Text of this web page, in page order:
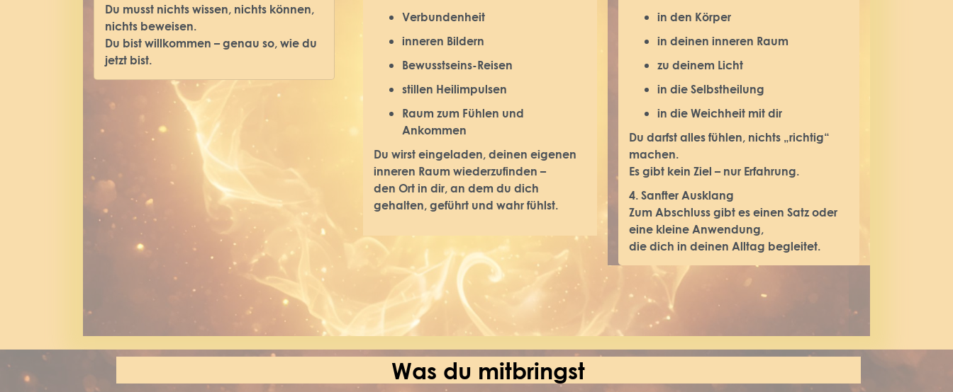
Du musst nichts wissen, nichts können,
nichts beweisen.
Du bist willkommen – genau so, wie du
jetzt bist.
Verbundenheit
inneren Bildern
Bewusstseins-Reisen
stillen Heilimpulsen
Raum zum Fühlen und
Ankommen
Du wirst eingeladen, deinen eigenen
inneren Raum wiederzufinden –
den Ort in dir, an dem du dich
gehalten, geführt und wahr fühlst.
in den Körper
in deinen inneren Raum
zu deinem Licht
in die Selbstheilung
in die Weichheit mit dir
Du darfst alles fühlen, nichts „richtig“
machen.
Es gibt kein Ziel – nur Erfahrung.
4. Sanfter Ausklang
Zum Abschluss gibt es einen Satz oder
eine kleine Anwendung,
die dich in deinen Alltag begleitet.
Was du mitbringst